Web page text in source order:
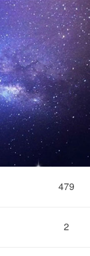
479
2